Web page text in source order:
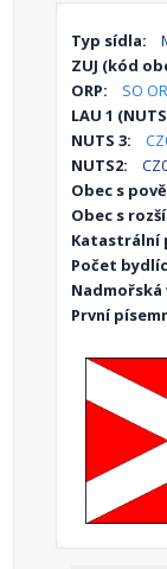
Typ sídla:
ZUJ (kód
ORP:
SO
LAU 1
NUTS 3:
NUTS2:
Obec s
Obec s
Katastrální
Počet
Nadmořská
První